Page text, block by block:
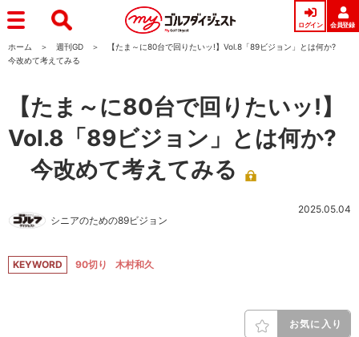
ログイン 会員登録
ホーム 週刊GD
【たま～に80台で回りたいッ!】Vol.8「89ビジョン」とは何か?
今改めて考えてみる
【たま～に80台で回りたいッ!】
Vol.8「89ビジョン」とは何か?
今改めて考えてみる
シニアのための89ビジョン
2025.05.04
KEYWORD 90切り 木村和久
お気に入り